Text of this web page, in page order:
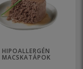
HIPOALLERGÉN
MACSKATÁPOK